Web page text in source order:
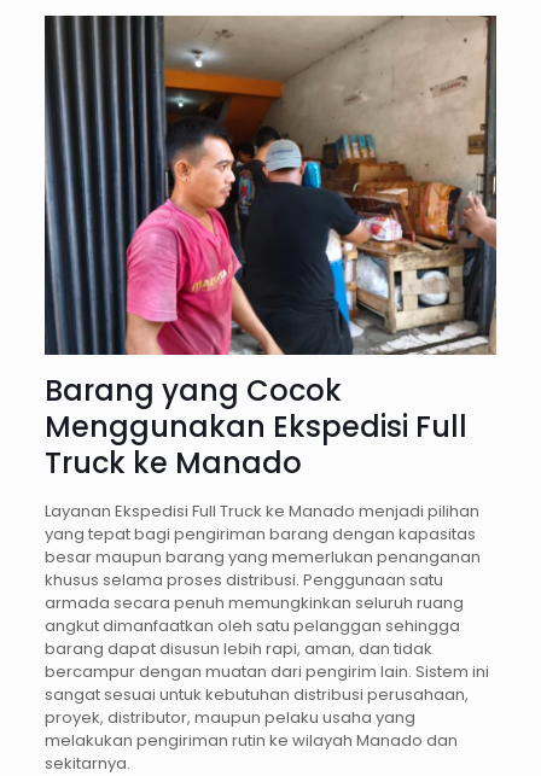
Barang yang Cocok
Menggunakan Ekspedisi Full
Truck ke Manado
Layanan Ekspedisi Full Truck ke Manado menjadi pilihan
yang tepat bagi pengiriman barang dengan kapasitas
besar maupun barang yang memerlukan penanganan
khusus selama proses distribusi. Penggunaan satu
armada secara penuh memungkinkan seluruh ruang
angkut dimanfaatkan oleh satu pelanggan sehingga
barang dapat disusun lebih rapi, aman, dan tidak
bercampur dengan muatan dari pengirim lain. Sistem ini
sangat sesuai untuk kebutuhan distribusi perusahaan,
proyek, distributor, maupun pelaku usaha yang
melakukan pengiriman rutin ke wilayah Manado dan
sekitarnya.